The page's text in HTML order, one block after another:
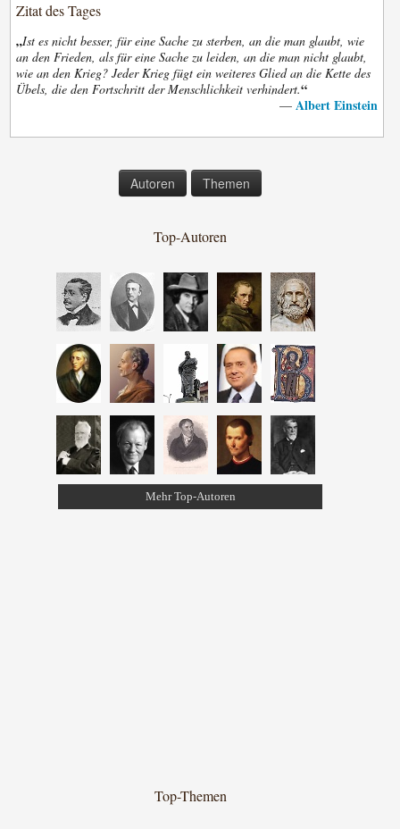
Zitat des Tages
„Ist es nicht besser, für eine Sache zu sterben, an die man glaubt, wie
an den Frieden, als für eine Sache zu leiden, an die man nicht glaubt,
wie an den Krieg? Jeder Krieg fügt ein weiteres Glied an die Kette des
Übels, die den Fortschritt der Menschlichkeit verhindert.“
— Albert Einstein
Autoren Themen
Top-Autoren
Mehr Top-Autoren
Top-Themen